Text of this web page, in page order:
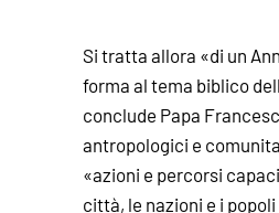
Si tratta allora «di un
forma al tema biblico
conclude Papa
antropologici e
«azioni e percorsi
città, le nazioni e i